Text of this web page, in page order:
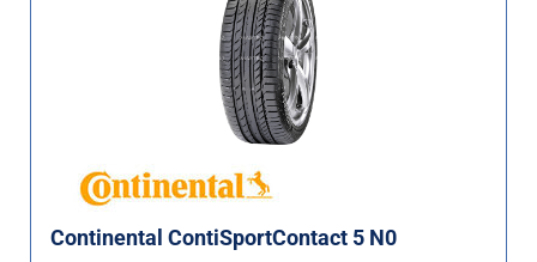
Continental ContiSportContact 5 N0